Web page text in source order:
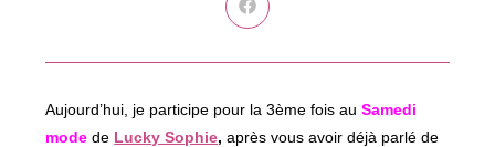
Ouvrir
dans
autre
Aujourd’hui, je participe pour la 3ème fois auSamedi
mode de Lucky Sophie,après vous avoir déjà parlé de